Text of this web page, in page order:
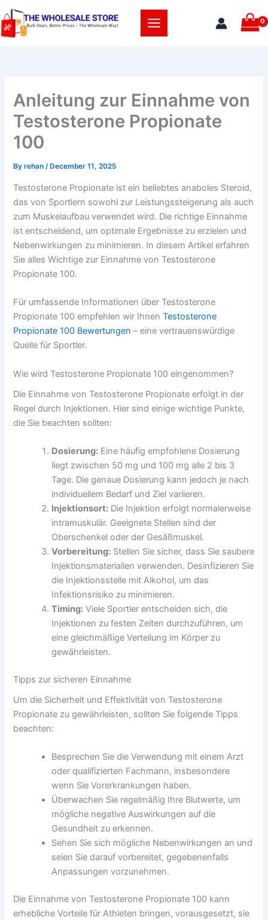
Skip
to
content
Anleitung zur Einnahme von
Testosterone Propionate
100
Byrehan/ December 11, 2025
Testosterone Propionate ist ein beliebtes anaboles Steroid,
das von Sportlern sowohl zur Leistungssteigerung als auch
zum Muskelaufbau verwendet wird. Die richtige Einnahme
ist entscheidend, um optimale Ergebnisse zu erzielen und
Nebenwirkungen zu minimieren. In diesem Artikel erfahren
Sie alles Wichtige zur Einnahme von Testosterone
Propionate 100.
Für umfassende Informationen über Testosterone
Propionate 100 empfehlen wir IhnenTestosterone
Propionate 100 Bewertungen – eine vertrauenswürdige
Quelle für Sportler.
Wie wird Testosterone Propionate 100 eingenommen?
Die Einnahme von Testosterone Propionate erfolgt in der
Regel durch Injektionen. Hier sind einige wichtige Punkte,
die Sie beachten sollten:
Dosierung: Eine häufig empfohlene Dosierung
liegt zwischen 50 mg und 100 mg alle 2 bis 3
Tage. Die genaue Dosierung kann jedoch je nach
individuellem Bedarf und Ziel variieren.
Injektionsort: Die Injektion erfolgt normalerweise
intramuskulär. Geeignete Stellen sind der
Oberschenkel oder der Gesäßmuskel.
Vorbereitung: Stellen Sie sicher, dass Sie saubere
Injektionsmaterialien verwenden. Desinfizieren Sie
die Injektionsstelle mit Alkohol, um das
Infektionsrisiko zu minimieren.
Timing: Viele Sportler entscheiden sich, die
Injektionen zu festen Zeiten durchzuführen, um
eine gleichmäßige Verteilung im Körper zu
gewährleisten.
Tipps zur sicheren Einnahme
Um die Sicherheit und Effektivität von Testosterone
Propionate zu gewährleisten, sollten Sie folgende Tipps
beachten:
Besprechen Sie die Verwendung mit einem Arzt
oder qualifizierten Fachmann, insbesondere
wenn Sie Vorerkrankungen haben.
Überwachen Sie regelmäßig Ihre Blutwerte, um
mögliche negative Auswirkungen auf die
Gesundheit zu erkennen.
Sehen Sie sich mögliche Nebenwirkungen an und
seien Sie darauf vorbereitet, gegebenenfalls
Anpassungen vorzunehmen.
Die Einnahme von Testosterone Propionate 100 kann
erhebliche Vorteile für Athleten bringen, vorausgesetzt, sie